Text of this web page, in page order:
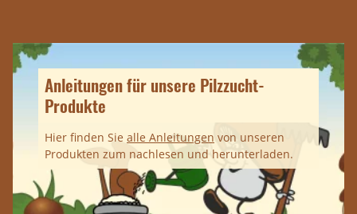
Anleitungen für unsere Pilzzucht-
Produkte
Hier finden Sie alle Anleitungen von unseren
Produkten zum nachlesen und herunterladen.